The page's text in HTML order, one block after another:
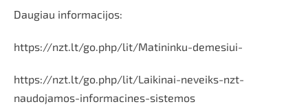
Daugiau informacijos:
https://nzt.lt/go.php/lit/Matininku-demesiui-
https://nzt.lt/go.php/lit/Laikinai-neveiks-nzt-
naudojamos-informacines-sistemos